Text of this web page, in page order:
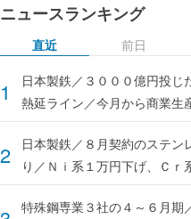
ニュースランキング
直近
日本製鉄／３０００億円投じ
熱延ライン／今月から商業生
日本製鉄／８月契約のステン
り／Ｎｉ系１万円下げ、Ｃｒ
特殊鋼専業３社の４～６月期
前日